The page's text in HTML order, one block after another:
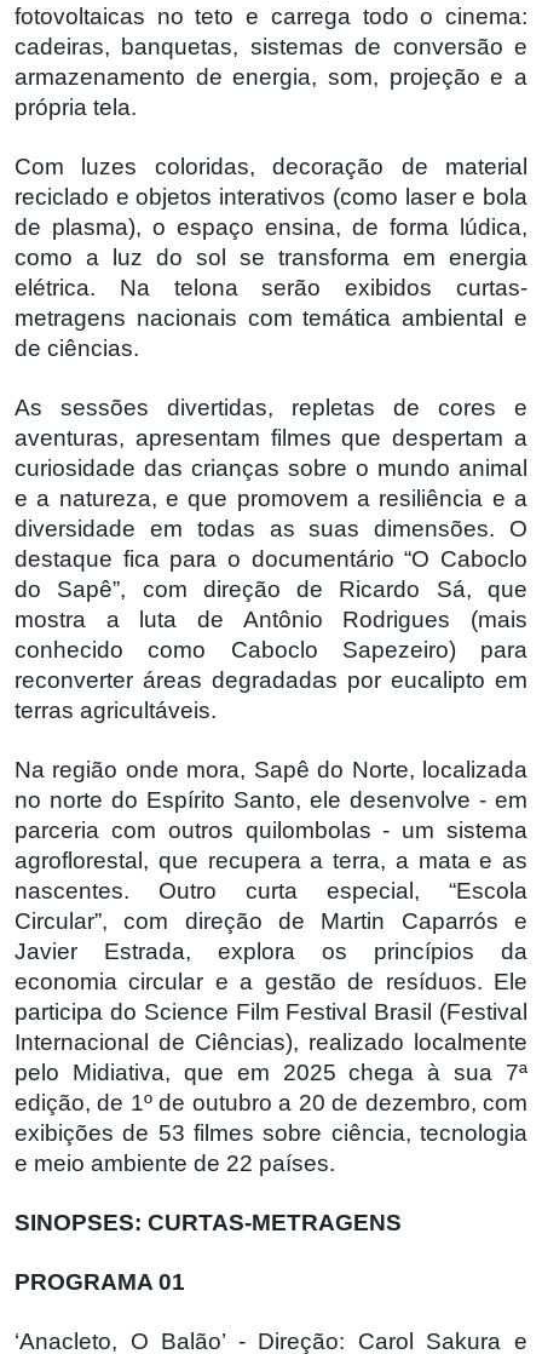
fotovoltaicas no teto e carrega todo o cinema:
cadeiras, banquetas, sistemas de conversão e
armazenamento de energia, som, projeção e a
própria tela.
Com luzes coloridas, decoração de material
reciclado e objetos interativos (como laser e bola
de plasma), o espaço ensina, de forma lúdica,
como a luz do sol se transforma em energia
elétrica. Na telona serão exibidos curtas-
metragens nacionais com temática ambiental e
de ciências.
As sessões divertidas, repletas de cores e
aventuras, apresentam filmes que despertam a
curiosidade das crianças sobre o mundo animal
e a natureza, e que promovem a resiliência e a
diversidade em todas as suas dimensões. O
destaque fica para o documentário “O Caboclo
do Sapê”, com direção de Ricardo Sá, que
mostra a luta de Antônio Rodrigues (mais
conhecido como Caboclo Sapezeiro) para
reconverter áreas degradadas por eucalipto em
terras agricultáveis.
Na região onde mora, Sapê do Norte, localizada
no norte do Espírito Santo, ele desenvolve - em
parceria com outros quilombolas - um sistema
agroflorestal, que recupera a terra, a mata e as
nascentes. Outro curta especial, “Escola
Circular”, com direção de Martin Caparrós e
Javier Estrada, explora os princípios da
economia circular e a gestão de resíduos. Ele
participa do Science Film Festival Brasil (Festival
Internacional de Ciências), realizado localmente
pelo Midiativa, que em 2025 chega à sua 7ª
edição, de 1º de outubro a 20 de dezembro, com
exibições de 53 filmes sobre ciência, tecnologia
e meio ambiente de 22 países.
SINOPSES: CURTAS-METRAGENS
PROGRAMA 01
‘Anacleto, O Balão’ - Direção: Carol Sakura e